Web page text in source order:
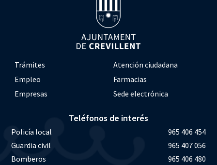
Trámites
Atención ciudadana
Empleo
Farmacias
Empresas
Sede electrónica
Teléfonos de interés
Policía local
965 406 454
Guardia civil
965 407 056
Bomberos
965 406 480